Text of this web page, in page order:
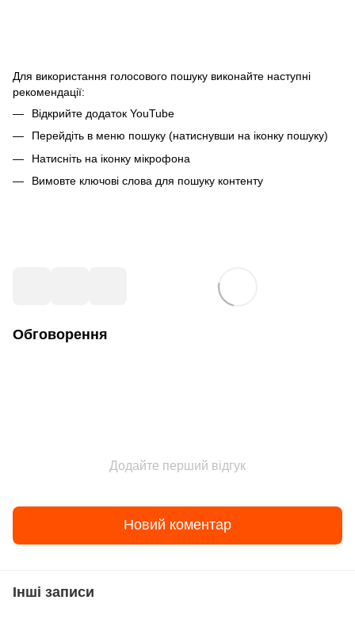
Для використання голосового пошуку виконайте наступні
рекомендації:
Відкрийте додаток YouTube
Перейдіть в меню пошуку (натиснувши на іконку пошуку)
Натисніть на іконку мікрофона
Вимовте ключові слова для пошуку контенту
Обговорення
Додайте перший відгук
Новий коментар
Інші записи